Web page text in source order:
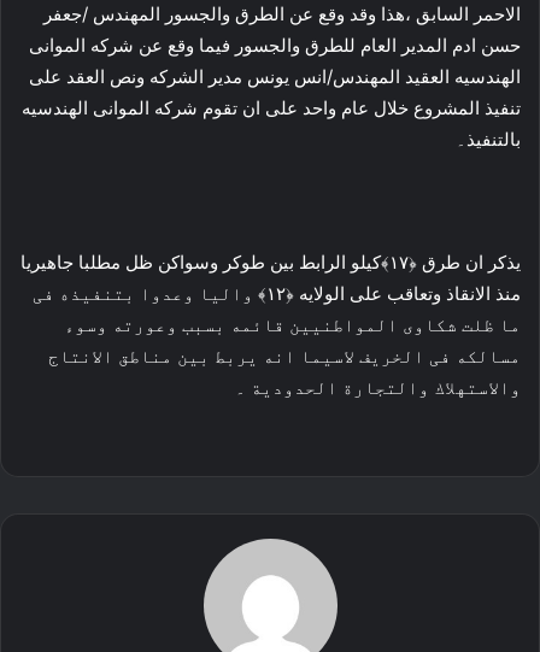
الاحمر السابق ،هذا وقد وقع عن الطرق والجسور المهندس /جعفر
حسن ادم المدیر العام للطرق والجسور فیما وقع عن شرکه الموانی
الهندسیه العقید المهندس/انس یونس مدیر الشرکه ونص العقد علی
تنفیذ المشروع خلال عام واحد علی ان تقوم شرکه الموانی الهندسیه
بالتنفیذ۔
یذکر ان طرق ﴿١٧﴾کیلو الرابط بین طوکر وسواکن ظل مطلبا جاهیریا
منذ الانقاذ وتعاقب علی الولایه ﴿١٢﴾ والیا وعدوا بتنفیذه فی
ما ظلت شکاوی المواطنیین قائمه بسبب وعورته وسوء
مسالکه فی الخریف لاسیما انه یربط بین مناطق الانتاج
والاستهلاك والتجارة الحدودیة ۔